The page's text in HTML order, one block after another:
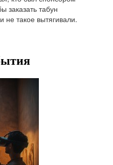
заказать табун
не такое вытягивали.